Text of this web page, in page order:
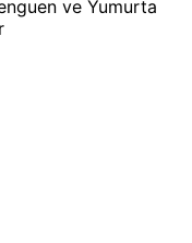
ve Yumurta